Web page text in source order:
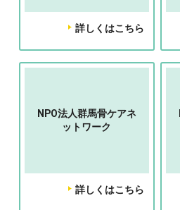
詳しくはこちら
NPO法人群馬骨ケアネ
ットワーク
詳しくはこちら